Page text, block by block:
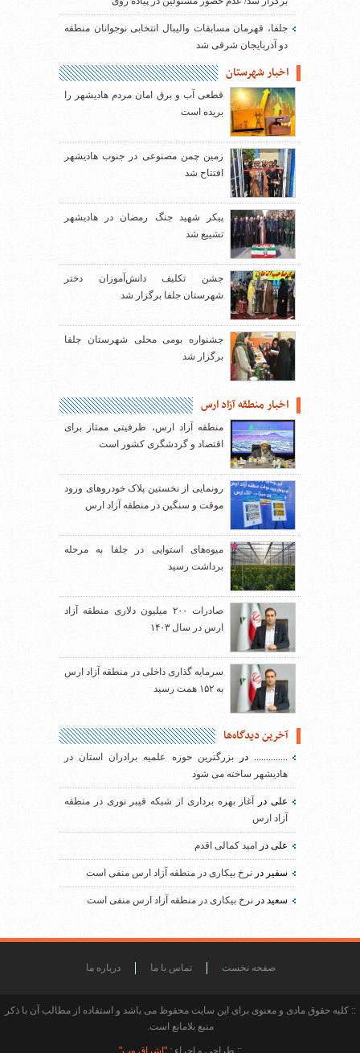
جلفا، قهرمان مسابقات والیبال انتخابی نوجوانان منطقه
دو آذربایجان شرقی شد
اخبار شهرستان
قطعی آب و برق امان مردم هادیشهر را
بریده است
زمین چمن مصنوعی در جنوب هادیشهر
افتتاح شد
پیکر شهید جنگ رمضان در هادیشهر
تشییع شد
جشن تکلیف دانش‌آموزان دختر
شهرستان جلفا برگزار شد
جشنواره بومی محلی شهرستان جلفا
برگزار شد
اخبار منطقه آزاد ارس
منطقه آزاد ارس، ظرفیتی ممتاز برای
اقتصاد و گردشگری کشور است
رونمایی از نخستین پلاک خودروهای ورود
موقت و سنگین در منطقه آزاد ارس
میوه‌های استوایی در جلفا به مرحله
برداشت رسید
صادرات ۲۰۰ میلیون دلاری منطقه آزاد
ارس در سال ۱۴۰۳
سرمایه گذاری داخلی در منطقه آزاد ارس
به ۱۵۲ همت رسید
آخرین دیدگاه‌ها
..............دربزرگترین حوزه علمیه برادران استان در
هادیشهر ساخته می شود
علیدر
آغاز بهره برداری از شبکه فیبر نوری در منطقه
آزاد ارس
علی در امید کمالی اقدم
سفیر در نرخ بیکاری در منطقه آزاد ارس منفی است
سعید در نرخ بیکاری در منطقه آزاد ارس منفی است
صفحه نخست تماس با ما درباره ما
:: کلیه حقوق مادی و معنوی برای این سایت محفوظ می باشد و استفاده از مطالب آن با ذکر
منبع بلامانع است.
:: طراحی و اجراء :"اشراق وب"